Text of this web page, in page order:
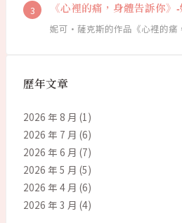
《心裡的痛，身體告訴你》
妮可·薩克斯的作品《心裡的痛
歷年文章
2026 年 8 月 (1)
2026 年 7 月 (6)
2026 年 6 月 (7)
2026 年 5 月 (5)
2026 年 4 月 (6)
2026 年 3 月 (4)